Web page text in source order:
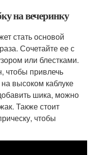
на вечеринку
стать основой
Сочетайте ее с
или блестками.
чтобы привлечь
высоком каблуке
шика, можно
Также стоит
чтобы